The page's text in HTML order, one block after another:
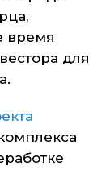
время
для